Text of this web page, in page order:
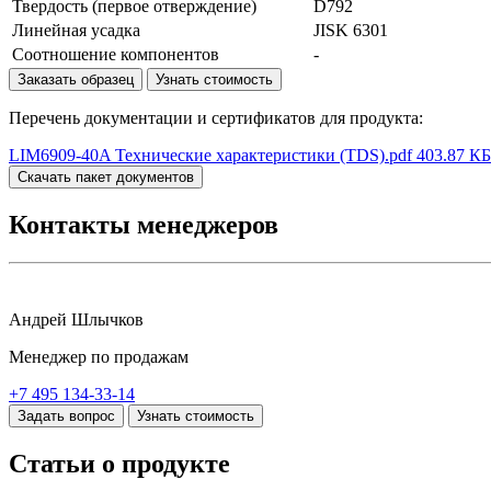
Твердость (первое отверждение)
D792
Линейная усадка
JISK 6301
Соотношение компонентов
-
Заказать образец Узнать стоимость
Перечень документации и сертификатов для продукта:
LIM6909-40A Технические характеристики (TDS).pdf 403.87 КБ
Скачать пакет документов
Контакты менеджеров
Андрей Шлычков
Менеджер по продажам
+7 495 134-33-14
Задать вопрос Узнать стоимость
Статьи о продукте